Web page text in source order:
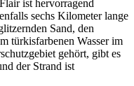
ist hervorragend
sechs Kilometer lange
Sand, den
türkisfarbenen Wasser im
gehört, gibt es
der Strand ist